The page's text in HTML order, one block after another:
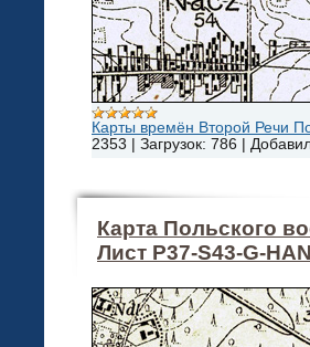
Карты времён Второй Речи
2353
Загрузок: 786
Карта Польского
Лист P37-S43-G-